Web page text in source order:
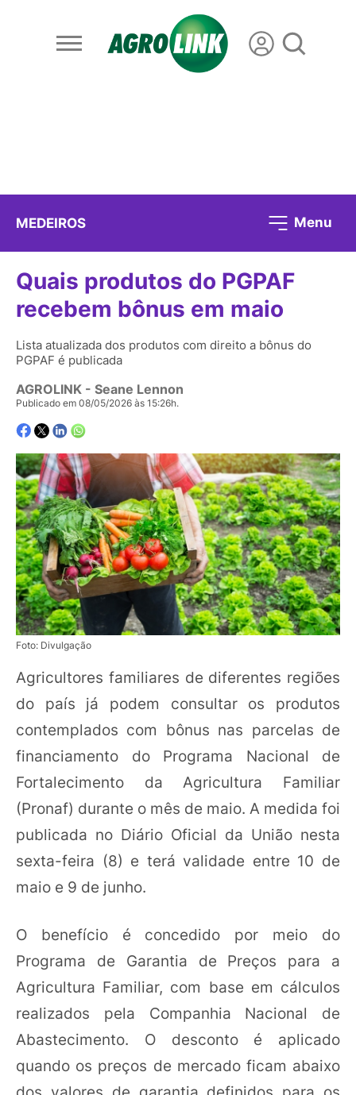
MEDEIROS Menu
Quais produtos do PGPAF
recebem bônus em maio
Lista atualizada dos produtos com direito a bônus do
PGPAF é publicada
AGROLINK - Seane Lennon
Publicado em 08/05/2026 às 15:26h.
Foto: Divulgação
Agricultores familiares de diferentes regiões
do país já podem consultar os produtos
contemplados com bônus nas parcelas de
financiamento do Programa Nacional de
Fortalecimento da Agricultura Familiar
(Pronaf) durante o mês de maio. A medida foi
publicada no Diário Oficial da União nesta
sexta-feira (8) e terá validade entre 10 de
maio e 9 de junho.
O benefício é concedido por meio do
Programa de Garantia de Preços para a
Agricultura Familiar, com base em cálculos
realizados pela Companhia Nacional de
Abastecimento. O desconto é aplicado
quando os preços de mercado ficam abaixo